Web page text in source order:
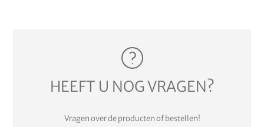
HEEFT U NOG VRAGEN?
Vragen over de producten of bestellen!